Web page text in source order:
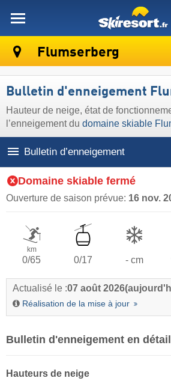
Flumserberg
Bulletin d'enneigement
Hauteur de neige, état de
l’enneigement du domaine skiable
Bulletin d’enneigement
Domaine skiable fermé
Ouverture de saison prévue: 16 nov.
km
0/65 0/17 - cm
Actualisé le :07 août 2026
Réalisation de la mise à jour
Bulletin d'enneigement en détail
Hauteurs de neige